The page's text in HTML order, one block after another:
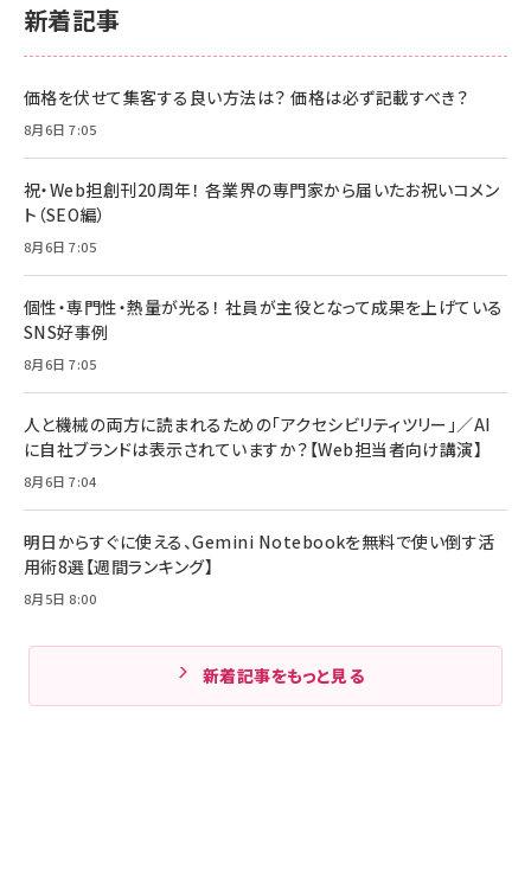
新着記事
価格を伏せて集客する良い方法は？ 価格は必ず記載すべき？
8月6日 7:05
祝・Web担創刊20周年！ 各業界の専門家から届いたお祝いコメン
ト（SEO編）
8月6日 7:05
個性・専門性・熱量が光る！ 社員が主役となって成果を上げている
SNS好事例
8月6日 7:05
人と機械の両方に読まれるための「アクセシビリティツリー」／AI
に自社ブランドは表示されていますか？【Web担当者向け講演】
8月6日 7:04
明日からすぐに使える、Gemini Notebookを無料で使い倒す活
用術8選【週間ランキング】
8月5日 8:00
新着記事をもっと見る